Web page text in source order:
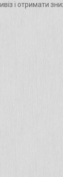
і отримати